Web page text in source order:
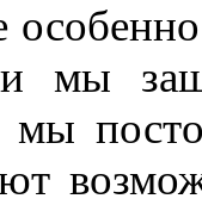
мы
мы